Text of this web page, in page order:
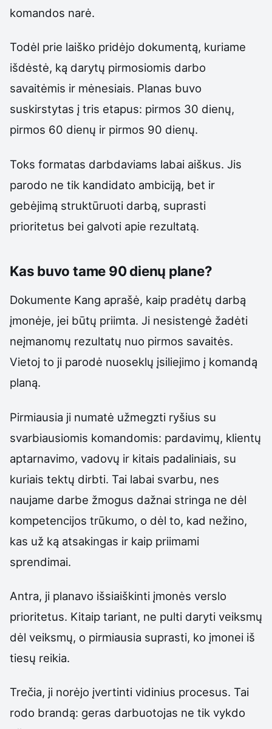
komandos narė.
Todėl prie laiško pridėjo dokumentą, kuriame
išdėstė, ką darytų pirmosiomis darbo
savaitėmis ir mėnesiais. Planas buvo
suskirstytas į tris etapus: pirmos 30 dienų,
pirmos 60 dienų ir pirmos 90 dienų.
Toks formatas darbdaviams labai aiškus. Jis
parodo ne tik kandidato ambiciją, bet ir
gebėjimą struktūruoti darbą, suprasti
prioritetus bei galvoti apie rezultatą.
Kas buvo tame 90 dienų plane?
Dokumente Kang aprašė, kaip pradėtų darbą
įmonėje, jei būtų priimta. Ji nesistengė žadėti
neįmanomų rezultatų nuo pirmos savaitės.
Vietoj to ji parodė nuoseklų įsiliejimo į komandą
planą.
Pirmiausia ji numatė užmegzti ryšius su
svarbiausiomis komandomis: pardavimų, klientų
aptarnavimo, vadovų ir kitais padaliniais, su
kuriais tektų dirbti. Tai labai svarbu, nes
naujame darbe žmogus dažnai stringa ne dėl
kompetencijos trūkumo, o dėl to, kad nežino,
kas už ką atsakingas ir kaip priimami
sprendimai.
Antra, ji planavo išsiaiškinti įmonės verslo
prioritetus. Kitaip tariant, ne pulti daryti veiksmų
dėl veiksmų, o pirmiausia suprasti, ko įmonei iš
tiesų reikia.
Trečia, ji norėjo įvertinti vidinius procesus. Tai
rodo brandą: geras darbuotojas ne tik vykdo